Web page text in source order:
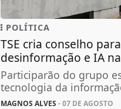
POLÍTICA
TSE cria conselho
desinformação e IA
Participarão do grupo
tecnologia da
MAGNOS ALVES - 07 DE AGOSTO